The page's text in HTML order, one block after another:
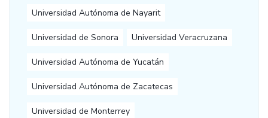
Universidad Autónoma de Nayarit
Universidad de Sonora Universidad Veracruzana
Universidad Autónoma de Yucatán
Universidad Autónoma de Zacatecas
Universidad de Monterrey